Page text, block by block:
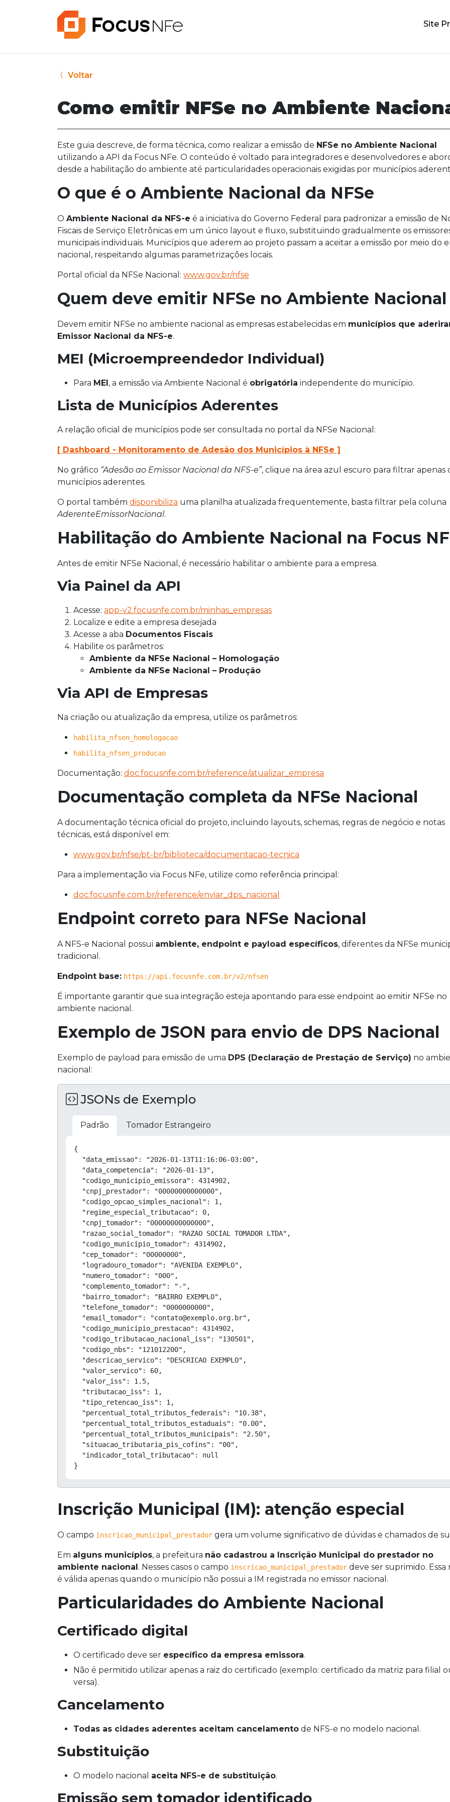
Site
Voltar
Como emitir NFSe no Ambiente
Este guia descreve, de forma técnica, como realizar a emissão de NFSe no Ambiente Nacional
utilizando a API da Focus NFe. O conteúdo é voltado para integradores e desenvolvedores e
desde a habilitação do ambiente até particularidades operacionais exigidas por municípios
O que é o Ambiente Nacional da NFSe
O Ambiente Nacional da NFS-e é a iniciativa do Governo Federal para padronizar a emissão de
Fiscais de Serviço Eletrônicas em um único layout e fluxo, substituindo gradualmente os
municipais individuais. Municípios que aderem ao projeto passam a aceitar a emissão por meio do
nacional, respeitando algumas parametrizações locais.
Portal oficial da NFSe Nacional: www.gov.br/nfse
Quem deve emitir NFSe no Ambiente Nacional
Devem emitir NFSe no ambiente nacional as empresas estabelecidas em municípios que
Emissor Nacional da NFS-e.
MEI (Microempreendedor Individual)
Para MEI , a emissão via Ambiente Nacional é obrigatória independente do município.
Lista de Municípios Aderentes
A relação oficial de municípios pode ser consultada no portal da NFSe Nacional:
[ Dashboard - Monitoramento de Adesão dos Municípios à NFSe ]
No gráfico “Adesão ao Emissor Nacional da NFS-e”, clique na área azul escuro para filtrar apenas
municípios aderentes.
O portal também disponibiliza uma planilha atualizada frequentemente, basta filtrar pela coluna
AderenteEmissorNacional.
Habilitação do Ambiente Nacional na Focus
Antes de emitir NFSe Nacional, é necessário habilitar o ambiente para a empresa.
Via Painel da API
Acesse: app-v2.focusnfe.com.br/minhas_empresas
Localize e edite a empresa desejada
Acesse a aba Documentos Fiscais
Habilite os parâmetros:
Ambiente da NFSe Nacional – Homologação
Ambiente da NFSe Nacional – Produção
Via API de Empresas
Na criação ou atualização da empresa, utilize os parâmetros:
habilita_nfsen_homologacao
habilita_nfsen_producao
Documentação: doc.focusnfe.com.br/reference/atualizar_empresa
Documentação completa da NFSe Nacional
A documentação técnica oficial do projeto, incluindo layouts, schemas, regras de negócio e notas
técnicas, está disponível em:
www.gov.br/nfse/pt-br/biblioteca/documentacao-tecnica
Para a implementação via Focus NFe, utilize como referência principal:
doc.focusnfe.com.br/reference/enviar_dps_nacional
Endpoint correto para NFSe Nacional
A NFS-e Nacional possui ambiente, endpoint e payload específicos, diferentes da NFSe
tradicional.
Endpoint base: https://api.focusnfe.com.br/v2/nfsen
É importante garantir que sua integração esteja apontando para esse endpoint ao emitir NFSe no
ambiente nacional.
Exemplo de JSON para envio de DPS Nacional
Exemplo de payload para emissão de uma DPS (Declaração de Prestação de Serviço) no
nacional:
JSONs de Exemplo
Padrão Tomador Estrangeiro
{
  "data_emissao": "2026-01-13T11:16:06-03:00",
  "data_competencia": "2026-01-13",
  "codigo_municipio_emissora": 4314902,
  "cnpj_prestador": "00000000000000",
  "codigo_opcao_simples_nacional": 1,
  "regime_especial_tributacao": 0,
  "cnpj_tomador": "00000000000000",
  "razao_social_tomador": "RAZAO SOCIAL TOMADOR LTDA",
  "codigo_municipio_tomador": 4314902,
  "cep_tomador": "00000000",
  "logradouro_tomador": "AVENIDA EXEMPLO",
  "numero_tomador": "000",
  "complemento_tomador": "-",
  "bairro_tomador": "BAIRRO EXEMPLO",
  "telefone_tomador": "0000000000",
  "email_tomador": "contato@exemplo.org.br",
  "codigo_municipio_prestacao": 4314902,
  "codigo_tributacao_nacional_iss": "130501",
  "codigo_nbs": "121012200",
  "descricao_servico": "DESCRICAO EXEMPLO",
  "valor_servico": 60,
  "valor_iss": 1.5,
  "tributacao_iss": 1,
  "tipo_retencao_iss": 1,
  "percentual_total_tributos_federais": "10.38",
  "percentual_total_tributos_estaduais": "0.00",
  "percentual_total_tributos_municipais": "2.50",
  "situacao_tributaria_pis_cofins": "00",
  "indicador_total_tributacao": null
}
Inscrição Municipal (IM): atenção especial
O campo inscricao_municipal_prestador gera um volume significativo de dúvidas e chamados de
Em alguns municípios, a prefeitura não cadastrou a Inscrição Municipal do prestador no
ambiente nacional. Nesses casos o campo inscricao_municipal_prestador deve ser suprimido. Essa
é válida apenas quando o município não possui a IM registrada no emissor nacional.
Particularidades do Ambiente Nacional
Certificado digital
O certificado deve ser específico da empresa emissora.
Não é permitido utilizar apenas a raiz do certificado (exemplo: certificado da matriz para filial
versa).
Cancelamento
Todas as cidades aderentes aceitam cancelamento de NFS-e no modelo nacional.
Substituição
O modelo nacional aceita NFS-e de substituição.
Emissão sem tomador identificado